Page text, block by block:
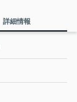
詳細情報